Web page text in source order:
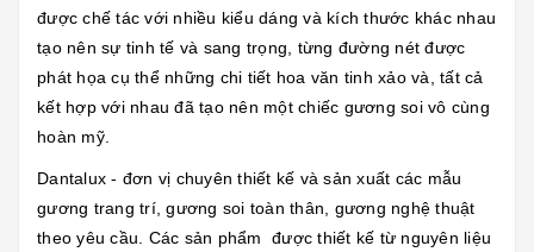
được chế tác với nhiều kiểu dáng và kích thước khác nhau
tạo nên sự tinh tế và sang trọng, từng đường nét được
phát họa cụ thể những chi tiết hoa văn tinh xảo và, tất cả
kết hợp với nhau đã tạo nên một chiếc gương soi vô cùng
hoàn mỹ.
Dantalux - đơn vị chuyên thiết kế và sản xuất các mẫu
gương trang trí, gương soi toàn thân, gương nghệ thuật
theo yêu cầu. Các sản phẩm được thiết kế từ nguyên liệu